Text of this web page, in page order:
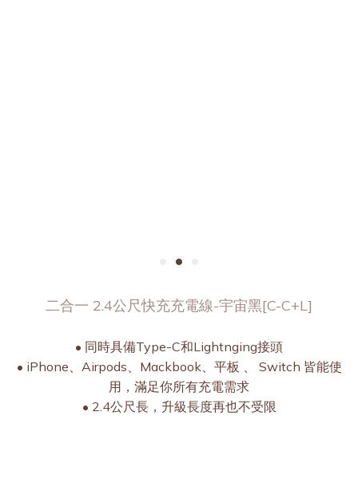
二合一 2.4公尺快充充電線-宇宙黑[C-C+L]
• 同時具備Type-C和Lightnging接頭
• iPhone、Airpods、Mackbook、平板 、 Switch 皆能使
用，滿足你所有充電需求
• 2.4公尺長，升級長度再也不受限